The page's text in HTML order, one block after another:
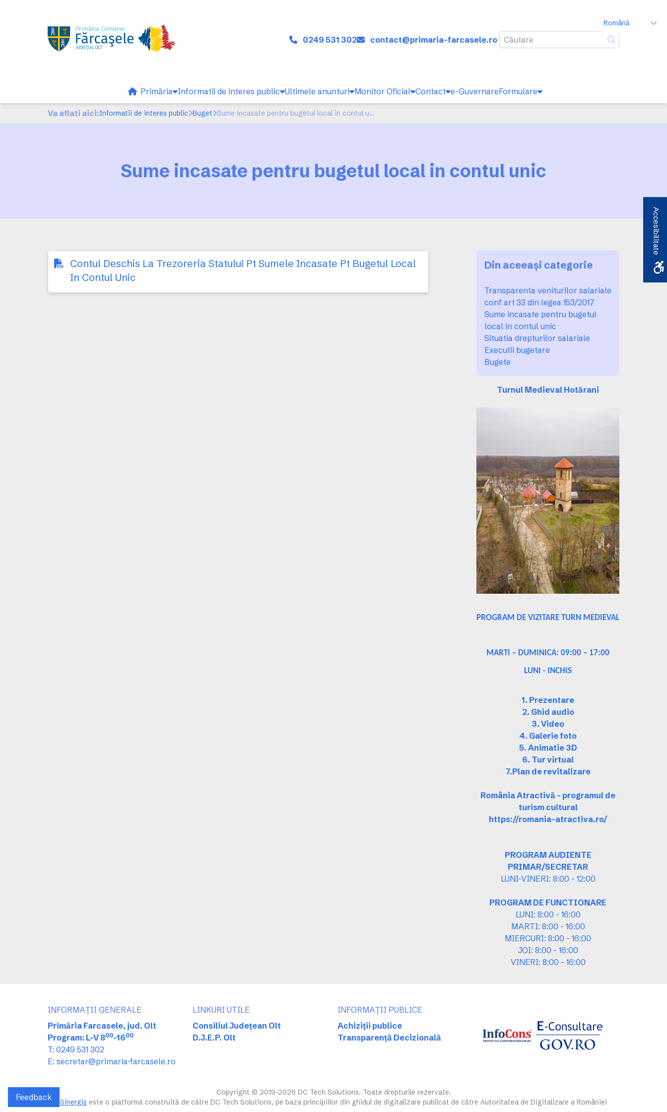
0249 531 302
contact@primaria-farcasele.ro
Caută
Română
Primăria Informatii de interes public Ultimele anunturi Monitor Oficial Contact e-GuvernareFormulare
Va aflati aici:Informatii de interes public Buget Sume incasate pentru bugetul local in contul unic
Sume incasate pentru bugetul local in contul unic
Contul Deschis La Trezoreria Statului Pt Sumele Incasate Pt Bugetul Local
In Contul Unic
Din aceeași categorie
Transparenta veniturilor salariale
conf art 33 din legea 153/2017
Sume incasate pentru bugetul
local in contul unic
Situatia drepturilor salariale
Executii bugetare
Bugete
Turnul Medieval Hotărani
PROGRAM DE VIZITARE TURN MEDIEVAL
MARTI – DUMINICA: 09:00 – 17:00
LUNI - INCHIS
1. Prezentare
2. Ghid audio
3. Video
4. Galerie foto
5. Animatie 3D
6. Tur virtual
7.Plan de revitalizare
România Atractivă – programul de
turism cultural
https://romania-atractiva.ro/
PROGRAM AUDIENTE
PRIMAR/SECRETAR
LUNI-VINERI: 8:00 - 12:00
PROGRAM DE FUNCTIONARE
LUNI: 8:00 - 16:00
MARTI: 8:00 - 16:00
MIERCURI: 8:00 - 16:00
JOI: 8:00 - 16:00
VINERI: 8:00 - 16:00
INFORMAȚII GENERALE
Primăria Farcasele, jud. Olt
Program: L-V 800-1600
T: 0249 531 302
E: secretar@primaria-farcasele.ro
LINKURI UTILE
Consiliul Județean Olt
D.J.E.P. Olt
INFORMAȚII PUBLICE
Achiziții publice
Transparență Decizională
Copyright © 2019-2026 DC Tech Solutions. Toate drepturile rezervate.
Sinergis este o platformă construită de către DC Tech Solutions, pe baza principiilor din ghidul de digitalizare publicat de către Autoritatea de Digitalizare a României
Feedback
Accesibilitate